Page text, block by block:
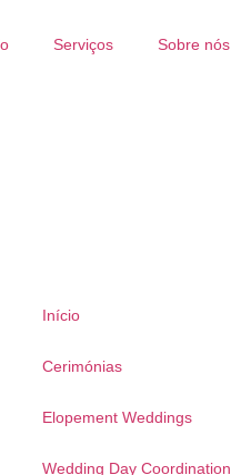
Serviços Sobre nós
Início
Cerimónias
Elopement Weddings
Wedding Day Coordination